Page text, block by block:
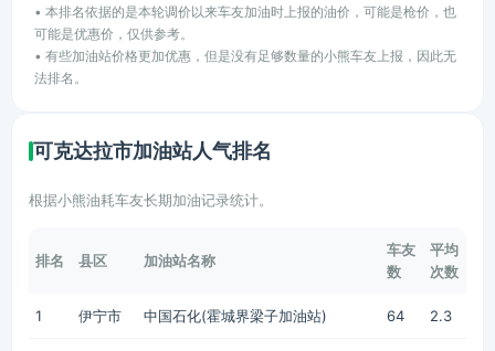
• 本排名依据的是本轮调价以来车友加油时上报的油价，可能是枪价，也
可能是优惠价，仅供参考。
• 有些加油站价格更加优惠，但是没有足够数量的小熊车友上报，因此无
法排名。
可克达拉市加油站人气排名
根据小熊油耗车友长期加油记录统计。
排名 县区 加油站名称
车友
数
平均
次数
1 伊宁市 中国石化(霍城界梁子加油站) 64 2.3